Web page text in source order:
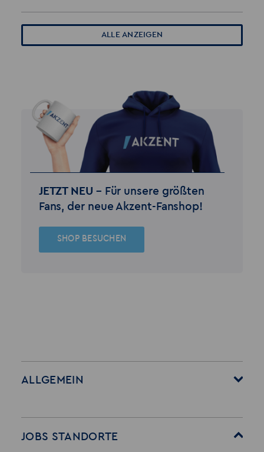
ALLE ANZEIGEN
JETZT NEU – Für unsere größten
Fans, der neue Akzent-Fanshop!
SHOP BESUCHEN
ALLGEMEIN
Für Bewerber
JOBS STANDORTE